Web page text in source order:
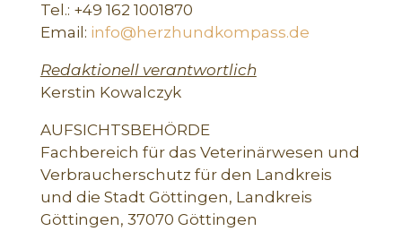
Tel.: +49 162 1001870
Email: info@herzhundkompass.de
Redaktionell verantwortlich
Kerstin Kowalczyk
AUFSICHTSBEHÖRDE
Fachbereich für das Veterinärwesen und
Verbraucherschutz für den Landkreis
und die Stadt Göttingen, Landkreis
Göttingen, 37070 Göttingen